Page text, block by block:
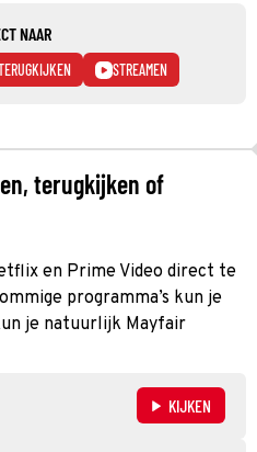
NAAR
STREAMEN
terugkijken of
en Prime Video direct te
programma’s kun je
je natuurlijk Mayfair
KIJKEN